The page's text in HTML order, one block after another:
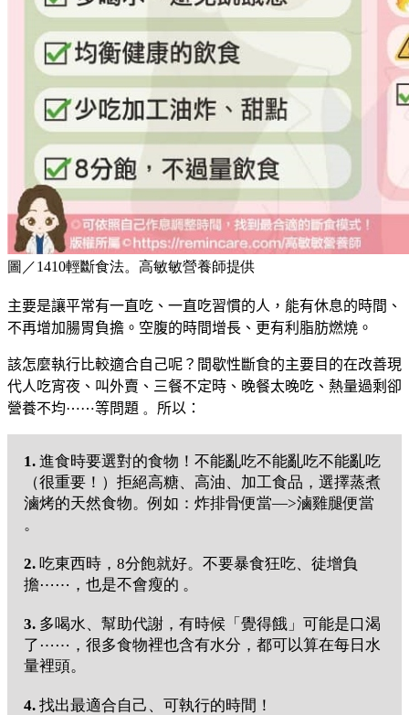
圖／1410輕斷食法。高敏敏營養師提供
主要是讓平常有一直吃、一直吃習慣的人，能有休息的時間、
不再增加腸胃負擔。 空腹的時間增長、更有利脂肪燃燒。
該怎麼執行比較適合自己呢？ 間歇性斷食的主要目的在改善現
代人 吃宵夜、叫外賣、三餐不定時、晚餐太晚吃、熱量過剩卻
營養不均⋯⋯等問題 。 所以：
1. 進食時要選對的食物！不能亂吃不能亂吃不能亂吃
（很重要！）拒絕高糖、高油、加工食品，選擇蒸煮
滷烤的天然食物。例如：炸排骨便當—>滷雞腿便當
。
2. 吃東西時，8分飽就好。不要暴食狂吃、徒增負
擔⋯⋯，也是不會瘦的 。
3. 多喝水、幫助代謝，有時候「覺得餓」可能是口渴
了⋯⋯，很多食物裡也含有水分，都可以算在每日水
量裡頭。
4. 找出最適合自己、可執行的時間！